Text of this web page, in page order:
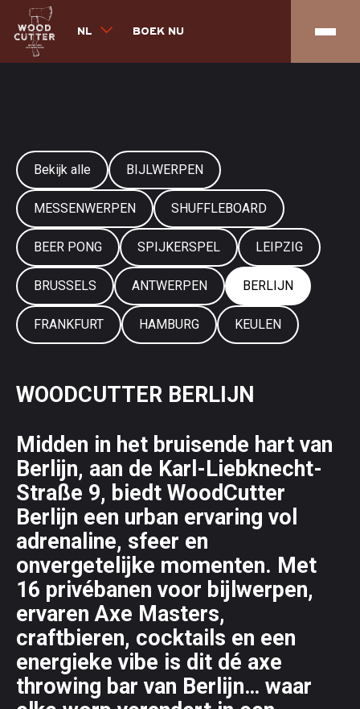
BOEK NU
NL
Bekijk alle BIJLWERPEN
MESSENWERPEN SHUFFLEBOARD
BEER PONG SPIJKERSPEL LEIPZIG
BRUSSELS ANTWERPEN BERLIJN
FRANKFURT HAMBURG KEULEN
WOODCUTTER BERLIJN
Midden in het bruisende hart van
Berlijn, aan de Karl-Liebknecht-
Straße 9, biedt WoodCutter
Berlijn een urban ervaring vol
adrenaline, sfeer en
onvergetelijke momenten. Met
16 privébanen voor bijlwerpen,
ervaren Axe Masters,
craftbieren, cocktails en een
energieke vibe is dit dé axe
throwing bar van Berlijn… waar